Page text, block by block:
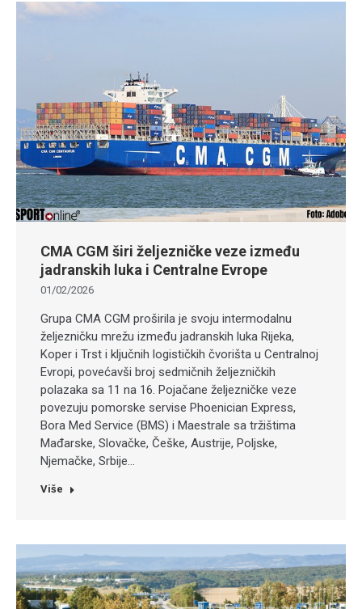
CMA CGM širi željezničke veze između
jadranskih luka i Centralne Evrope
01/02/2026
Grupa CMA CGM proširila je svoju intermodalnu
željezničku mrežu između jadranskih luka Rijeka,
Koper i Trst i ključnih logističkih čvorišta u Centralnoj
Evropi, povećavši broj sedmičnih željezničkih
polazaka sa 11 na 16. Pojačane željezničke veze
povezuju pomorske servise Phoenician Express,
Bora Med Service (BMS) i Maestrale sa tržištima
Mađarske, Slovačke, Češke, Austrije, Poljske,
Njemačke, Srbije…
Više